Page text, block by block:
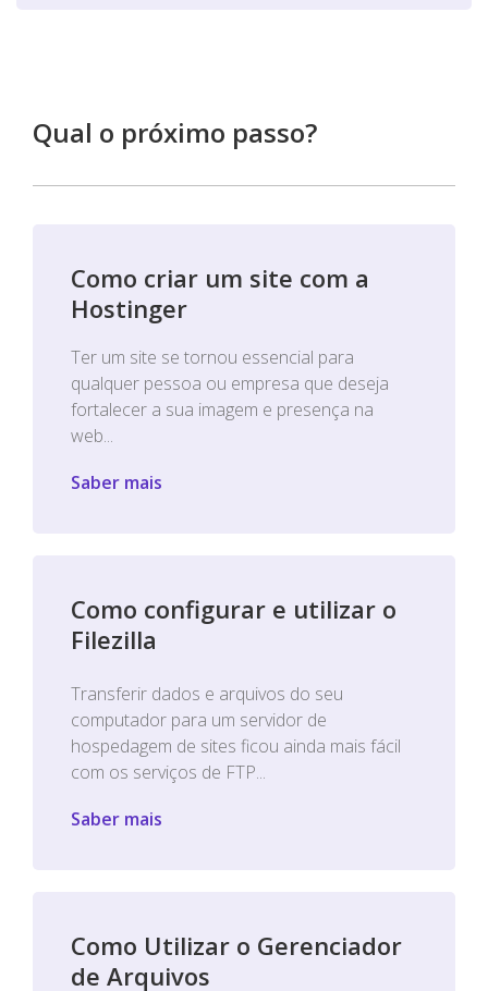
Qual o próximo passo?
Como criar um site com a
Hostinger
Ter um site se tornou essencial para
qualquer pessoa ou empresa que deseja
fortalecer a sua imagem e presença na
web...
Saber mais
Como configurar e utilizar o
Filezilla
Transferir dados e arquivos do seu
computador para um servidor de
hospedagem de sites ficou ainda mais fácil
com os serviços de FTP...
Saber mais
Como Utilizar o Gerenciador
de Arquivos